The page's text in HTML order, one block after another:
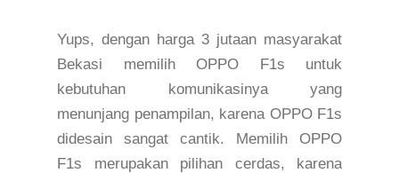
Yups, dengan harga 3 jutaan masyarakat
Bekasi memilih OPPO F1s untuk
kebutuhan komunikasinya yang
menunjang penampilan, karena OPPO F1s
didesain sangat cantik. Memilih OPPO
F1s merupakan pilihan cerdas, karena